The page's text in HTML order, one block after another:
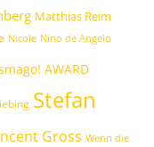
Matthias Reim
Nicole Nino de Angelo
AWARD
Stefan
Gross Wenn die